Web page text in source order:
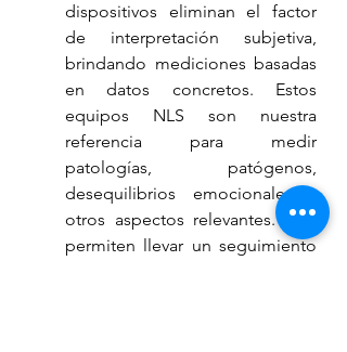
dispositivos eliminan el factor
de interpretación subjetiva,
brindando mediciones basadas
en datos concretos. Estos
equipos NLS son nuestra
referencia para medir
patologías, patógenos,
desequilibrios emocionales y
otros aspectos relevantes. Nos
permiten llevar un seguimiento